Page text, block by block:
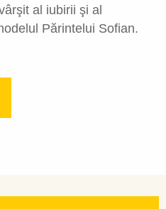
al iubirii şi al
Părintelui Sofian.